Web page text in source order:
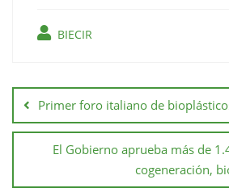
BIECIR
Primer foro italiano de
El Gobierno aprueba más de
cogeneración,